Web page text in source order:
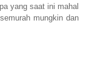
yang saat ini mahal
mungkin dan